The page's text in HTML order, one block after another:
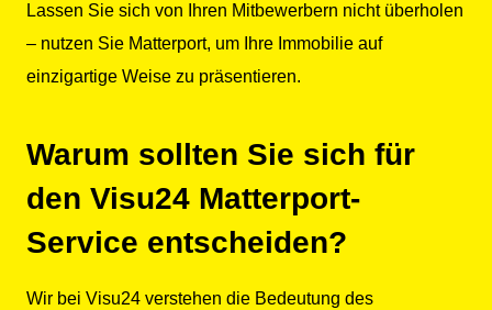
Lassen Sie sich von Ihren Mitbewerbern nicht überholen
– nutzen Sie Matterport, um Ihre Immobilie auf
einzigartige Weise zu präsentieren.
Warum sollten Sie sich für
den Visu24 Matterport-
Service entscheiden?
Wir bei Visu24 verstehen die Bedeutung des